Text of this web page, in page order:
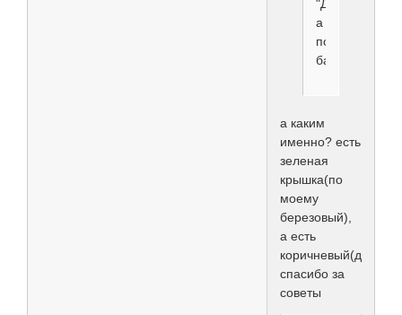
"Доктор",
а
потом
бальзам-)
а каким
именно? есть
зеленая
крышка(по
моему
березовый),
а есть
спасибо за
советы